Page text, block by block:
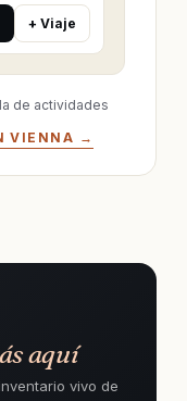
+ Viaje
de actividades
VIENNA →
aquí
vivo de